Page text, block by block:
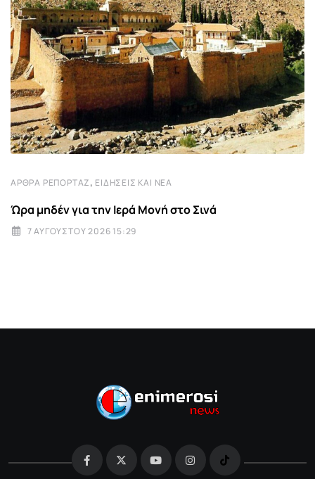
ΆΡΘΡΑ ΡΕΠΟΡΤΆΖ, ΕΙΔΉΣΕΙΣ ΚΑΙ ΝΈΑ
Ώρα μηδέν για την Ιερά Μονή στο Σινά
7 ΑΥΓΟΎΣΤΟΥ 2026 15:29